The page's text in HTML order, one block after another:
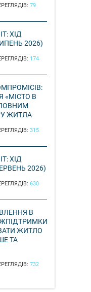
79
ХІД
2026)
174
«МІСТО В
ЖИТЛА
315
ХІД
2026)
630
В
ЖИТЛО
ТА
732